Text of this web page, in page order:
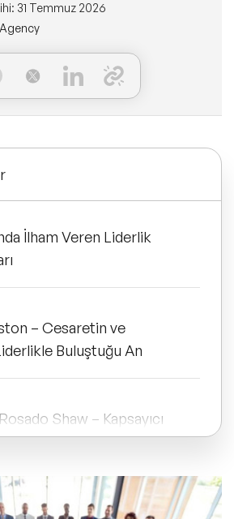
Konuşmacıları
Konuşmacıları
Konuşmacıları
Çeşitlilik
Konuşmacıları
Çözümleri
31 Temmuz 2026
İlham Veren Liderlik
– Cesaretin ve
Buluştuğu An
Shaw – Kapsayıcı
Sıkça Sorulan Sorular